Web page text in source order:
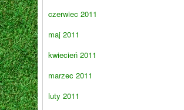
czerwiec 2011
maj 2011
kwiecień 2011
marzec 2011
luty 2011